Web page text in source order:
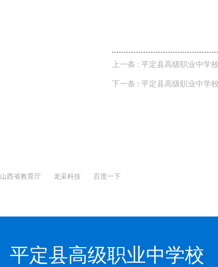
上一条 : 平定县高级职业中学
下一条 : 平定县高级职业中学
山西省教育厅 龙采科技 百度一下
平定县高级职业中学校